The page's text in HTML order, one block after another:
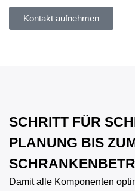
Kontakt aufnehmen
SCHRITT FÜR
PLANUNG BIS
Damit alle Komponenten